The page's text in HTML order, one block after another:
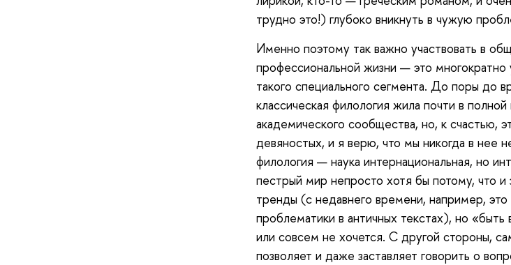
трудно это!) глубоко вникнуть в чужую
Именно поэтому так важно участвовать в
профессиональной жизни — это многократно
такого специального сегмента. До поры до
классическая филология жила почти в
академического сообщества, но, к счастью,
девяностых, и я верю, что мы никогда в нее
филология — наука интернациональная, но
пестрый мир непросто хотя бы потому, что
тренды (с недавнего времени, например,
проблематики в античных текстах), но «быть
или совсем не хочется. С другой стороны,
позволяет и даже заставляет говорить о